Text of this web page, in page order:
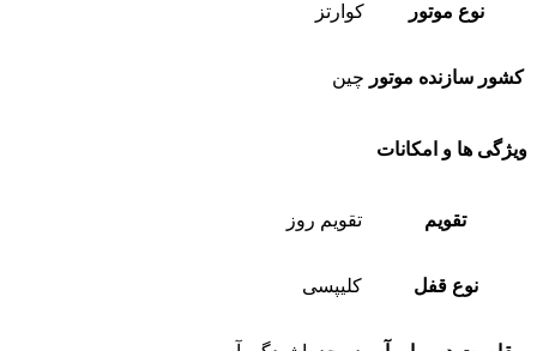
نوع موتور کوارتز
کشور سازنده موتور چین
ویژگی ها و امکانات
تقویم تقویم روز
نوع قفل کلیپسی